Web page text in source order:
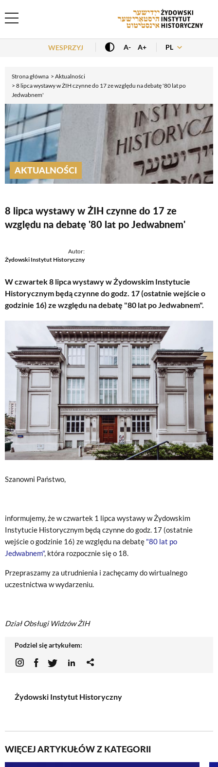
Header Menu
WESPRZYJ A- A+ PL
Strona główna
Aktualności
8 lipca wystawy w ŻIH czynne do 17 ze względu na debatę '80 lat po
Jedwabnem'
AKTUALNOŚCI
8 lipca wystawy w ŻIH czynne do 17 ze
względu na debatę '80 lat po Jedwabnem'
Autor:
Żydowski Instytut Historyczny
W czwartek 8 lipca wystawy w Żydowskim Instytucie
Historycznym będą czynne do godz. 17 (ostatnie wejście o
godzinie 16) ze względu na debatę "80 lat po Jedwabnem".
Szanowni Państwo,
informujemy, że w czwartek 1 lipca wystawy w Żydowskim
Instytucie Historycznym będą czynne do godz. 17 (ostatnie
wejście o godzinie 16) ze względu na debatę "80 lat po
Jedwabnem", która rozpocznie się o 18.
Przepraszamy za utrudnienia i zachęcamy do wirtualnego
uczestnictwa w wydarzeniu.
Dział Obsługi Widzów ŻIH
Podziel się artykułem:
Żydowski Instytut Historyczny
WIĘCEJ ARTYKUŁÓW Z KATEGORII